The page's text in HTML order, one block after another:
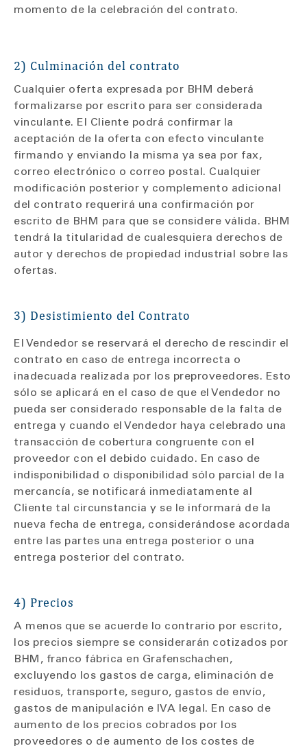
momento de la celebración del contrato.
2) Culminación del contrato
Cualquier oferta expresada por BHM deberá
formalizarse por escrito para ser considerada
vinculante. El Cliente podrá confirmar la
aceptación de la oferta con efecto vinculante
firmando y enviando la misma ya sea por fax,
correo electrónico o correo postal. Cualquier
modificación posterior y complemento adicional
del contrato requerirá una confirmación por
escrito de BHM para que se considere válida. BHM
tendrá la titularidad de cualesquiera derechos de
autor y derechos de propiedad industrial sobre las
ofertas.
3) Desistimiento del Contrato
El Vendedor se reservará el derecho de rescindir el
contrato en caso de entrega incorrecta o
inadecuada realizada por los preproveedores. Esto
sólo se aplicará en el caso de que el Vendedor no
pueda ser considerado responsable de la falta de
entrega y cuando el Vendedor haya celebrado una
transacción de cobertura congruente con el
proveedor con el debido cuidado. En caso de
indisponibilidad o disponibilidad sólo parcial de la
mercancía, se notificará inmediatamente al
Cliente tal circunstancia y se le informará de la
nueva fecha de entrega, considerándose acordada
entre las partes una entrega posterior o una
entrega posterior del contrato.
4) Precios
A menos que se acuerde lo contrario por escrito,
los precios siempre se considerarán cotizados por
BHM, franco fábrica en Grafenschachen,
excluyendo los gastos de carga, eliminación de
residuos, transporte, seguro, gastos de envío,
gastos de manipulación e IVA legal. En caso de
aumento de los precios cobrados por los
proveedores o de aumento de los costes de